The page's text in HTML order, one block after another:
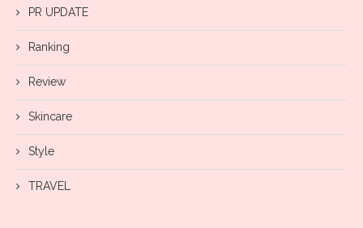
PR UPDATE
Ranking
Review
Skincare
Style
TRAVEL